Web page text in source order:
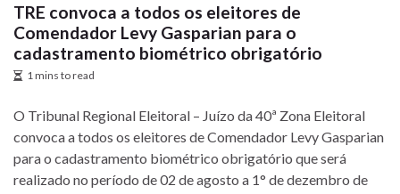
TRE convoca a todos os eleitores de
Comendador Levy Gasparian para o
cadastramento biométrico obrigatório
1 mins to read
O Tribunal Regional Eleitoral – Juízo da 40ª Zona Eleitoral
convoca a todos os eleitores de Comendador Levy Gasparian
para o cadastramento biométrico obrigatório que será
realizado no período de 02 de agosto a 1° de dezembro de